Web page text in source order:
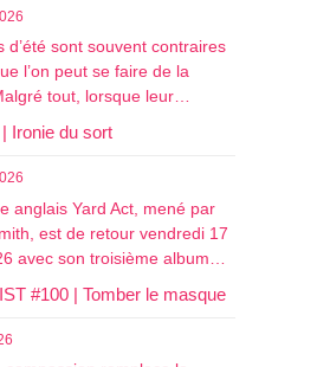
d’été sont souvent contraires
l’on peut se faire de la
tout, lorsque leur…
Ironie du sort
anglais Yard Act, mené par
est de retour vendredi 17
avec son troisième album…
#100 | Tomber le masque